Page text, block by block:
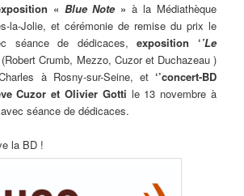
« Blue Note » à la Médiathèque
la-Jolie, et cérémonie de remise du prix le
séance de dédicaces,exposition ‘’Le
(Robert Crumb, Mezzo, Cuzor et Duchazeau )
à Rosny-sur-Seine, et ‘’concert-BD
Cuzor et Olivier Gotti le 13 novembre à
séance de dédicaces.
la BD !